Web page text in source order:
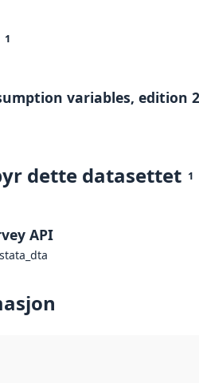
1
variables, edition
dette datasettet 1
API
stata_dta